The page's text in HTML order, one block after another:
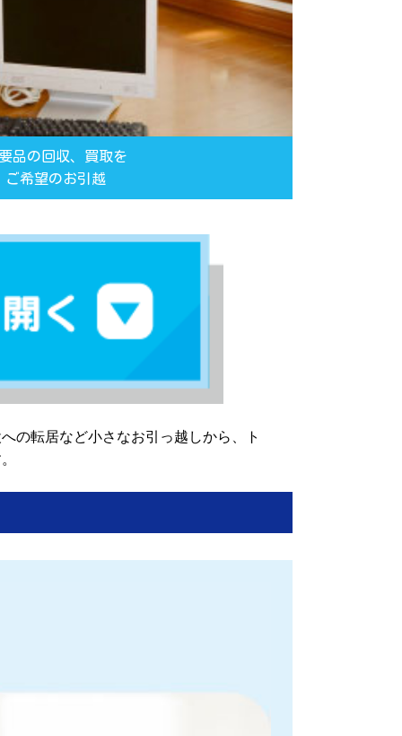
品の回収、買取を
ご希望のお引越
の転居など小さなお引っ越しから、ト